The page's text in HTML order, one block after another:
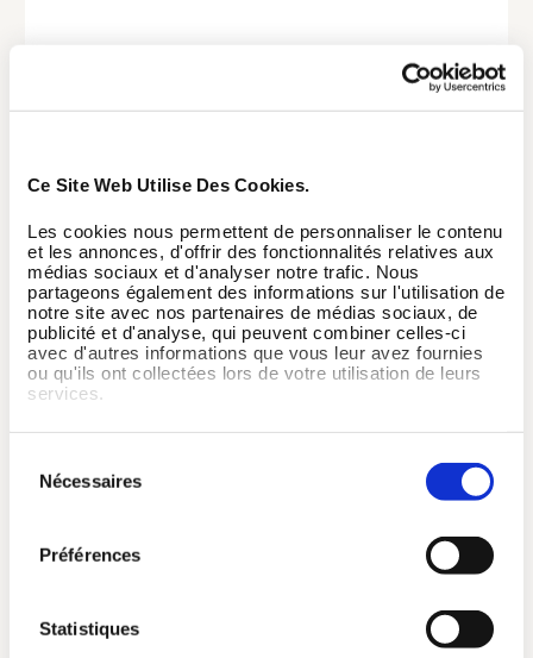
Ce Site Web Utilise Des Cookies.
Les cookies nous permettent de personnaliser le contenu
et les annonces, d'offrir des fonctionnalités relatives aux
médias sociaux et d'analyser notre trafic. Nous
partageons également des informations sur l'utilisation de
notre site avec nos partenaires de médias sociaux, de
publicité et d'analyse, qui peuvent combiner celles-ci
avec d'autres informations que vous leur avez fournies
ou qu'ils ont collectées lors de votre utilisation de leurs
services.
Nécessaires
Préférences
Statistiques
Un abonnement unique et cofinancé pour plus de
entreprise, vous profitez d'un abonnement unique
cofinancé et sans engagement. Installez l'application,
choisissez la formule la plus adaptée à votre pratique
et commencez à réserver vos prochaines séances.
Découvrir maintenant
L'application Wellpass, toujours à